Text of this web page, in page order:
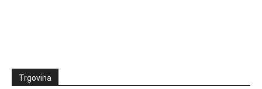
Trgovina